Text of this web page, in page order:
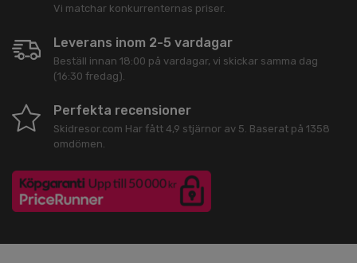
Vi matchar konkurrenternas priser.
Leverans inom 2-5 vardagar
Beställ innan 18:00 på vardagar, vi skickar samma dag
(16:30 fredag).
Perfekta recensioner
Skidresor.com Har fått 4,9 stjärnor av 5 . Baserat på 1358
omdömen.